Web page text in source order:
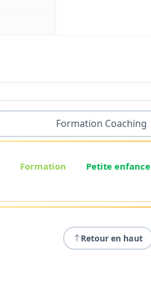
Formation Coaching
Formation Petite enfance
Retour en haut